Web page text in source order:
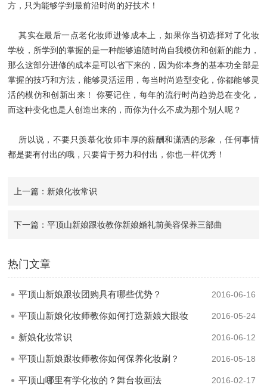
方，只为能够学到最前沿时尚的好技术！
其实在最后一点老化妆师进修成本上，如果你当初选择对了化妆
学校，所学到的掌握的是一种能够追随时尚自我模仿和创新的能力，
那么这部分进修的成本是可以省下来的，因为你本身的基本功全部是
掌握的技巧和方法，能够灵活运用，每当时尚造型变化，你都能够灵
活的模仿和创新出来！ 你要记住，每年的流行时尚趋势总在变化，
而这种变化也是人创造出来的，而你为什么不成为那个别人呢？
所以说，不要只羡慕化妆师丰厚的薪酬和潇洒的形象，任何事情
都是要有付出的哦，只要肯于努力和付出，你也一样优秀！
上一篇：新娘化妆常识
下一篇：平顶山新娘跟妆教你新娘婚礼前美容保养三部曲
热门文章
平顶山新娘跟妆团购具有哪些优势？ 2016-06-16
平顶山新娘化妆师教你如何打造新娘大眼妆 2016-05-24
新娘化妆常识 2016-06-12
平顶山新娘跟妆师教你如何保养化妆刷？ 2016-05-18
平顶山哪里有学化妆的？舞台妆画法 2016-02-17